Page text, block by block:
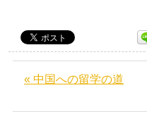
« 中国への留学の道